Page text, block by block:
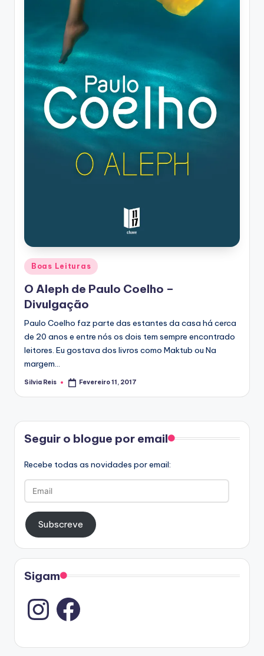
Posted
in
Boas Leituras
O Aleph de Paulo Coelho –
Divulgação
Paulo Coelho faz parte das estantes da casa há cerca
de 20 anos e entre nós os dois tem sempre encontrado
leitores. Eu gostava dos livros como Maktub ou Na
margem…
Posted
Silvia Reis Fevereiro 11, 2017
Seguir o blogue por email
Recebe todas as novidades por email:
Email
Subscreve
Sigam
Instagram